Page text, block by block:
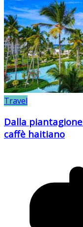
Travel
Dalla
caffè haitiano